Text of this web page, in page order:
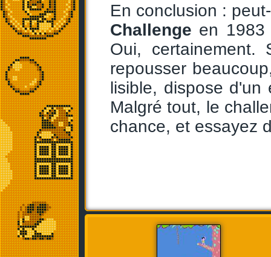
En conclusion :
Challenge en 1983
Oui, certainement.
repousser
lisible, dispose d'un
Malgré tout, le
chance, et essayez